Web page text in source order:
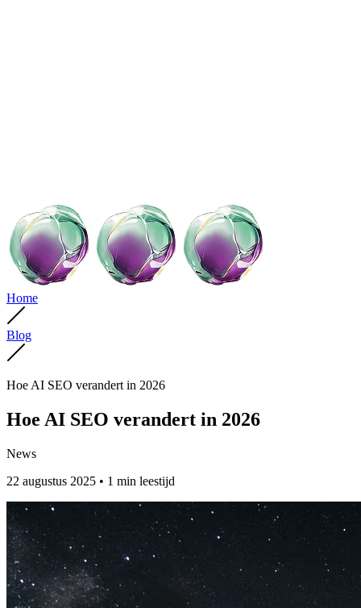
Home
Blog
Hoe AI SEO verandert in 2026
Hoe AI SEO verandert in 2026
News
22 augustus 2025 • 1 min leestijd